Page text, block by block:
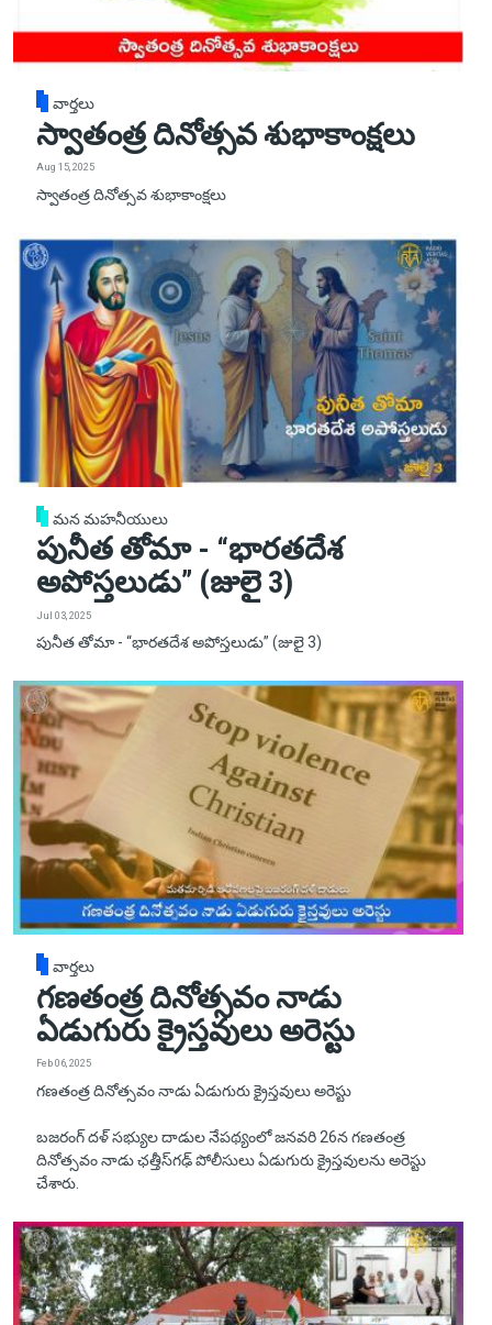
వార్తలు
స్వాతంత్ర దినోత్సవ శుభాకాంక్షలు
Aug 15, 2025
స్వాతంత్ర దినోత్సవ శుభాకాంక్షలు
మన మహనీయులు
పునీత తోమా - “భారతదేశ
అపోస్తలుడు” (జులై 3)
Jul 03, 2025
పునీత తోమా - “భారతదేశ అపోస్తలుడు” (జులై 3)
వార్తలు
గణతంత్ర దినోత్సవం నాడు
ఏడుగురు క్రైస్తవులు అరెస్టు
Feb 06, 2025
గణతంత్ర దినోత్సవం నాడు ఏడుగురు క్రైస్తవులు అరెస్టు
బజరంగ్ దళ్ సభ్యుల దాడుల నేపథ్యంలో జనవరి 26న గణతంత్ర
దినోత్సవం నాడు ఛత్తీస్‌గఢ్ పోలీసులు ఏడుగురు క్రైస్తవులను అరెస్టు
చేశారు.